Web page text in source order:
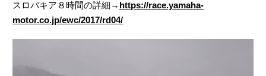
スロバキア８時間の詳細→ https://race.yamaha-
motor.co.jp/ewc/2017/rd04/